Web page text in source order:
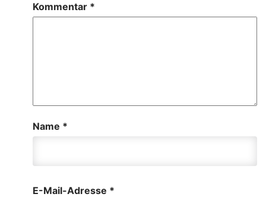
Kommentar *
Name *
E-Mail-Adresse *